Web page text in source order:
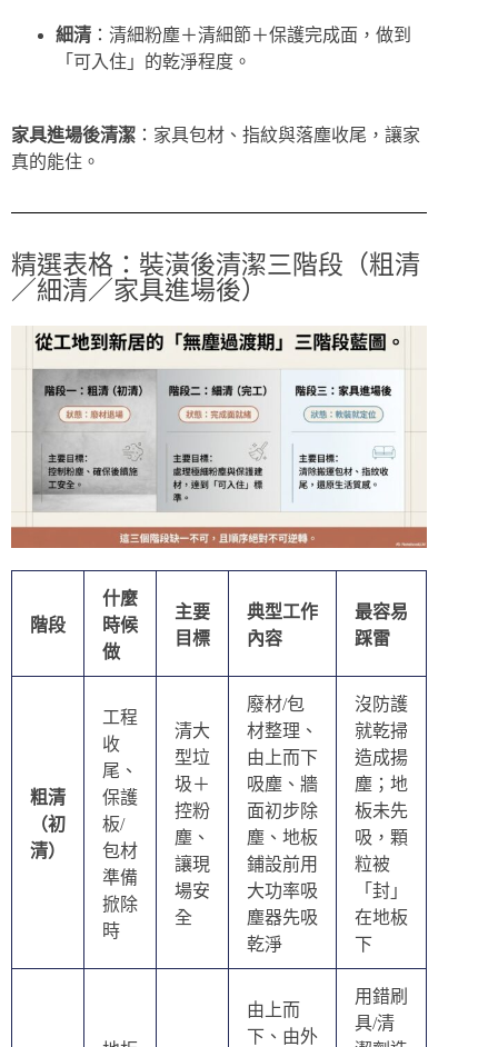
細清 ：清細粉塵＋清細節＋保護完成面，做到
「可入住」的乾淨程度。
家具進場後清潔 ：家具包材、指紋與落塵收尾，讓家
真的能住。
精選表格：裝潢後清潔三階段（粗清
／細清／家具進場後）
階段
什麼
時候
做
主要
目標
典型工作
內容
最容易
踩雷
粗清
（初
清）
工程
收
尾、
保護
板/
包材
準備
掀除
時
清大
型垃
圾＋
控粉
塵、
讓現
場安
全
廢材/包
材整理、
由上而下
吸塵、牆
面初步除
塵、地板
鋪設前用
大功率吸
塵器先吸
乾淨
沒防護
就乾掃
造成揚
塵；地
板未先
吸，顆
粒被
「封」
在地板
下
由上而
下、由外
用錯刷
具/清